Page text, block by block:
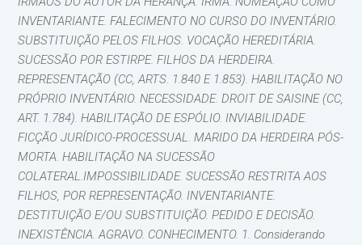
INVENTARIANTE. FALECIMENTO NO CURSO DO INVENTÁRIO.
SUBSTITUIÇÃO PELOS FILHOS. VOCAÇÃO HEREDITÁRIA.
SUCESSÃO POR ESTIRPE. FILHOS DA HERDEIRA.
REPRESENTAÇÃO (CC, ARTS. 1.840 E 1.853). HABILITAÇÃO NO
PRÓPRIO INVENTÁRIO. NECESSIDADE. DROIT DE SAISINE (CC,
ART. 1.784). HABILITAÇÃO DE ESPÓLIO. INVIABILIDADE.
FICÇÃO JURÍDICO-PROCESSUAL. MARIDO DA HERDEIRA PÓS-
MORTA. HABILITAÇÃO NA SUCESSÃO
COLATERAL.IMPOSSIBILIDADE. SUCESSÃO RESTRITA AOS
FILHOS, POR REPRESENTAÇÃO. INVENTARIANTE.
DESTITUIÇÃO E/OU SUBSTITUIÇÃO. PEDIDO E DECISÃO.
INEXISTÊNCIA. AGRAVO. CONHECIMENTO. 1. Considerando